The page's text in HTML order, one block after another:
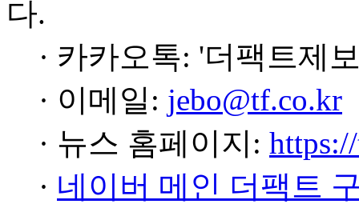
다.
· 카카오톡: '더팩트제
· 이메일: jebo@tf.co.kr
· 뉴스 홈페이지:
· 네이버 메인 더팩트